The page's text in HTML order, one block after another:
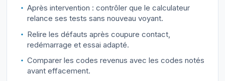
Après intervention : contrôler que le calculateur
relance ses tests sans nouveau voyant.
Relire les défauts après coupure contact,
redémarrage et essai adapté.
Comparer les codes revenus avec les codes notés
avant effacement.